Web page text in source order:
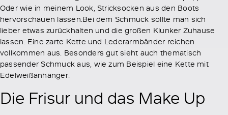
Oder wie in meinem Look, Stricksocken aus den Boots
hervorschauen lassen.Bei dem Schmuck sollte man sich
lieber etwas zurückhalten und die großen Klunker Zuhause
lassen. Eine zarte Kette und Lederarmbänder reichen
vollkommen aus. Besonders gut sieht auch thematisch
passender Schmuck aus, wie zum Beispiel eine Kette mit
Edelweißanhänger.
Die Frisur und das Make Up